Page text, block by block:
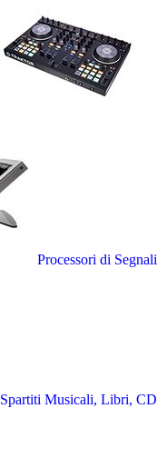
Processori di Segnali
Spartiti Musicali, Libri, CD